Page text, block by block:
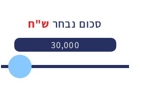
סכום נבחר ש"ח
30,000